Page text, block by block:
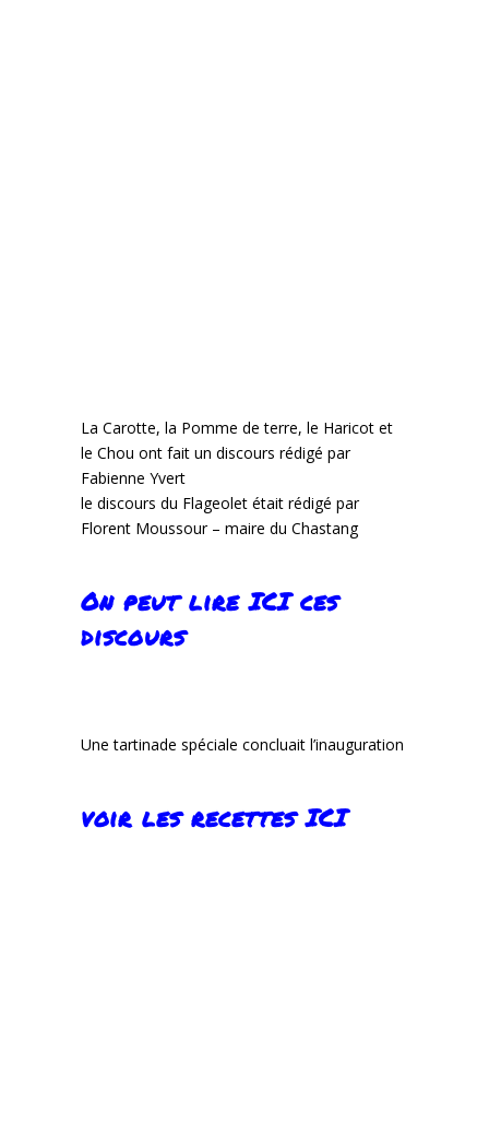
La Carotte, la Pomme de terre, le Haricot et
le Chou ont fait un discours rédigé par
Fabienne Yvert
le discours du Flageolet était rédigé par
Florent Moussour – maire du Chastang
On peut lire ICI ces
discours
Une tartinade spéciale concluait l’inauguration
voir les recettes ICI